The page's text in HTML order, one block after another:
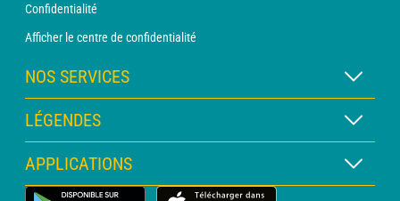
Confidentialité
Afficher le centre de confidentialité
NOS SERVICES
Abonnement METEO Xpert
Abonnement METEO PRO
Consultation avec un prévisionniste
LÉGENDES
Légende des cartes
Légende des pictogrammes
APPLICATIONS